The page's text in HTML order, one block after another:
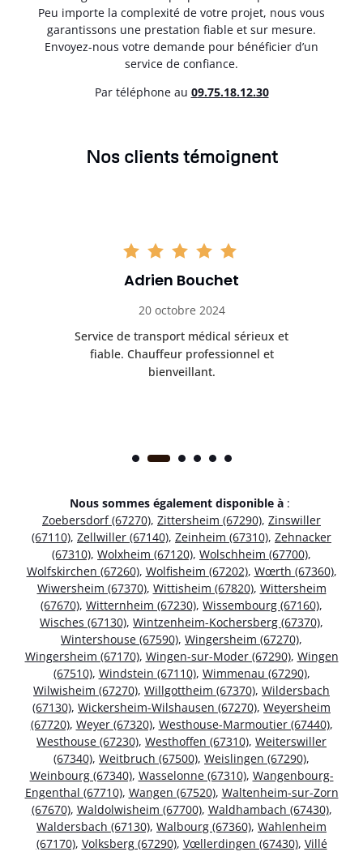
Peu importe la complexité de votre projet, nous vous
garantissons une prestation fiable et sur mesure.
Envoyez-nous votre demande pour bénéficier d’un
service de confiance.
Par téléphone au 09.75.18.12.30
Nos clients témoignent
Adrien Bouchet
20 octobre 2024
Service de transport médical sérieux et
fiable. Chauffeur professionnel et
bienveillant.
Nous sommes également disponible à :
Zoebersdorf (67270), Zittersheim (67290), Zinswiller
(67110), Zellwiller (67140), Zeinheim (67310), Zehnacker
(67310), Wolxheim (67120), Wolschheim (67700),
Wolfskirchen (67260), Wolfisheim (67202), Wœrth (67360),
Wiwersheim (67370), Wittisheim (67820), Wittersheim
(67670), Witternheim (67230), Wissembourg (67160),
Wisches (67130), Wintzenheim-Kochersberg (67370),
Wintershouse (67590), Wingersheim (67270),
Wingersheim (67170), Wingen-sur-Moder (67290), Wingen
(67510), Windstein (67110), Wimmenau (67290),
Wilwisheim (67270), Willgottheim (67370), Wildersbach
(67130), Wickersheim-Wilshausen (67270), Weyersheim
(67720), Weyer (67320), Westhouse-Marmoutier (67440),
Westhouse (67230), Westhoffen (67310), Weiterswiller
(67340), Weitbruch (67500), Weislingen (67290),
Weinbourg (67340), Wasselonne (67310), Wangenbourg-
Engenthal (67710), Wangen (67520), Waltenheim-sur-Zorn
(67670), Waldolwisheim (67700), Waldhambach (67430),
Waldersbach (67130), Walbourg (67360), Wahlenheim
(67170), Volksberg (67290), Vœllerdingen (67430), Villé